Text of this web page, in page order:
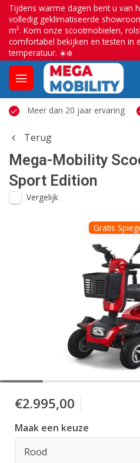
Tijdens warme dagen bent u van
volledig geklimatiseerde
m². Kom onze scootmobielen,
comfortabel bekijken en testen in
temperatuur. ☀️❄️
Meer dan 20 jaar ervaring
Terug
Mega-Mobility
Sport Edition
Vergelijk
Gratis
€2.995,00
Maak een keuze
Rood